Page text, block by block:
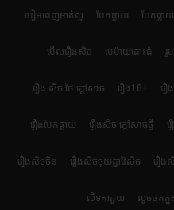
បៀមពេញមាត់ល្អ បែកធ្លាយ បែកធ្លា
មើលរឿងសិច មេម៉ាយដោះធំ រួ
រឿង សិច ថៃ ក្តៅសាច់ រឿង18+ រឿ
រឿងបែកធ្លាយ រឿងសិច ក្តៅសាច់ថ្មី រ
រឿងសិចចិន រឿងសិចចុយគ្នាវ៉ៃសិច រឿង
លិទកាដួយ លួចថតក្នុ